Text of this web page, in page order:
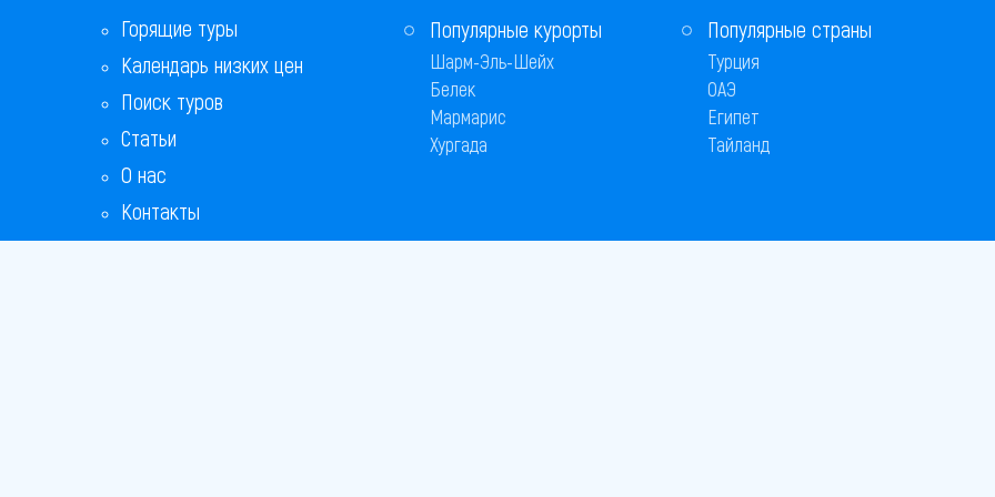
Горящие туры
Календарь низких цен
Поиск туров
Статьи
О нас
Контакты
Популярные курорты
Шарм-Эль-Шейх
Белек
Мармарис
Хургада
Популярные страны
Турция
ОАЭ
Египет
Тайланд